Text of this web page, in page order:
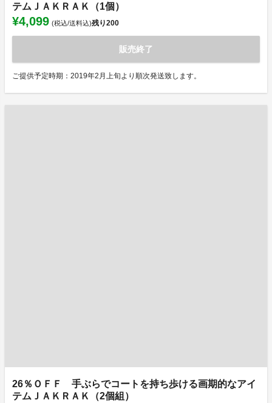
テムＪＡＫＲＡＫ（1個）
¥4,099 (税込/送料込)残り200
販売終了
ご提供予定時期：2019年2月上旬より順次発送致します。
26％ＯＦＦ 手ぶらでコートを持ち歩ける画期的なアイ
テムＪＡＫＲＡＫ（2個組）